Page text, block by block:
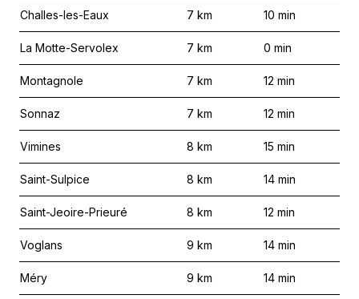
Challes-les-Eaux 7 km 10 min
La Motte-Servolex 7 km 0 min
Montagnole 7 km 12 min
Sonnaz 7 km 12 min
Vimines 8 km 15 min
Saint-Sulpice 8 km 14 min
Saint-Jeoire-Prieuré 8 km 12 min
Voglans 9 km 14 min
Méry 9 km 14 min